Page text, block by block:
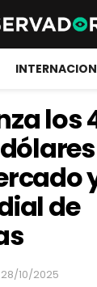
los
de
28/10/2025